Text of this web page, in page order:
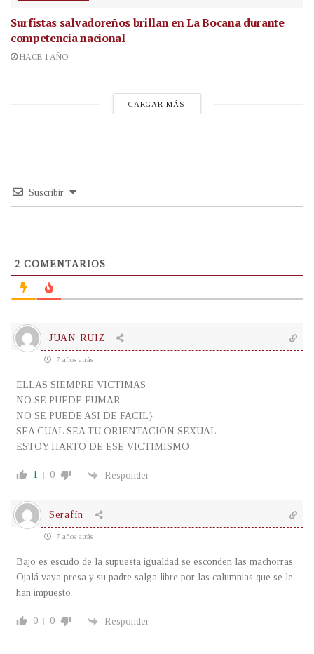
Surfistas salvadoreños brillan en La Bocana durante
competencia nacional
HACE 1 AÑO
CARGAR MÁS
Suscribir
2 COMENTARIOS
JUAN RUIZ
7 años atrás
ELLAS SIEMPRE VICTIMAS
NO SE PUEDE FUMAR
NO SE PUEDE ASI DE FACIL}
SEA CUAL SEA TU ORIENTACION SEXUAL
ESTOY HARTO DE ESE VICTIMISMO
1 0 Responder
Serafín
7 años atrás
Bajo es escudo de la supuesta igualdad se esconden las machorras.
Ojalá vaya presa y su padre salga libre por las calumnias que se le
han impuesto
0 0 Responder